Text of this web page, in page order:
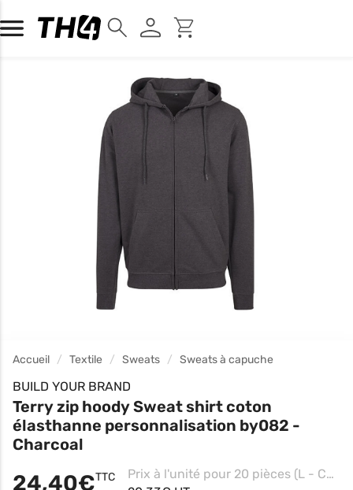
Accueil Textile Sweats Sweats à capuche
BUILD YOUR BRAND
Terry zip hoody Sweat shirt coton
élasthanne personnalisation by082 -
Charcoal
24,40€TTC
Prix à l'unité pour 20 pièces (L - Charcoal, Impression coeur)